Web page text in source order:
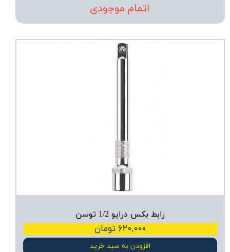
اتمام موجودی
رابط بکس درایو 1/2 توسن
۶۲۰,۰۰۰ تومان
افزودن به سبد خرید